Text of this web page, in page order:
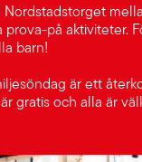
prova-på aktiviteter.
barn!
är ett
gratis och alla är